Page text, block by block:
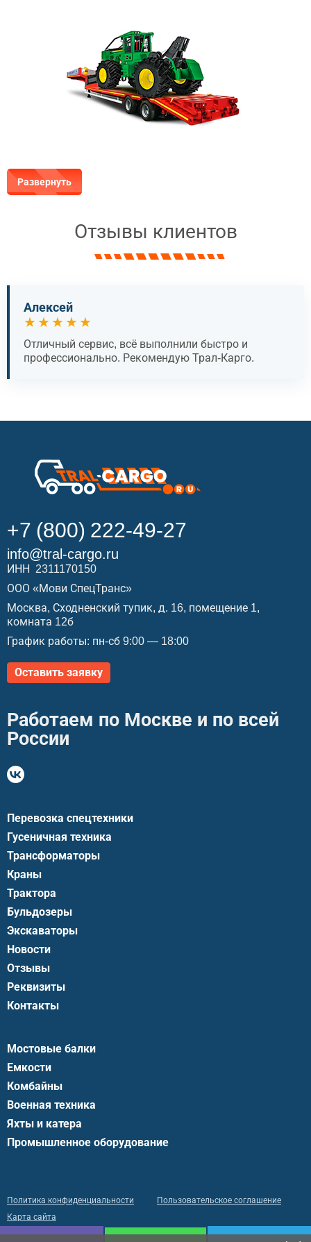
Развернуть
Отзывы клиентов
Алексей
★★★★★
Отличный сервис, всё выполнили быстро и
профессионально. Рекомендую Трал-Карго.
+7 (800) 222-49-27
info@tral-cargo.ru
ИНН 2311170150
ООО «Мови СпецТранс»
Москва, Сходненский тупик, д. 16, помещение 1,
комната 12б
График работы: пн-сб 9:00 — 18:00
Оставить заявку
Работаем по Москве и по всей
России
Перевозка спецтехники
Гусеничная техника
Трансформаторы
Краны
Трактора
Бульдозеры
Экскаваторы
Новости
Отзывы
Реквизиты
Контакты
Мостовые балки
Емкости
Комбайны
Военная техника
Яхты и катера
Промышленное оборудование
Политика конфиденциальности
Пользовательское соглашение
Карта сайта